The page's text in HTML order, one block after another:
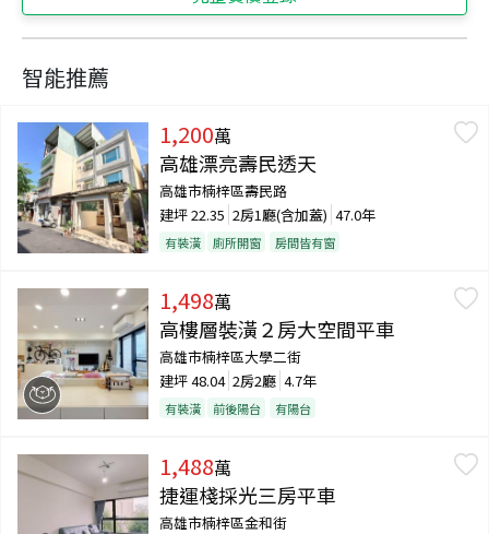
智能推薦
1,200萬
高雄漂亮壽民透天
高雄市楠梓區壽民路
建坪22.35 2房1廳(含加蓋) 47.0年
有裝潢 廁所開窗 房間皆有窗
1,498萬
高樓層裝潢２房大空間平車
高雄市楠梓區大學二街
建坪48.04 2房2廳 4.7年
有裝潢 前後陽台 有陽台
1,488萬
捷運棧採光三房平車
高雄市楠梓區金和街